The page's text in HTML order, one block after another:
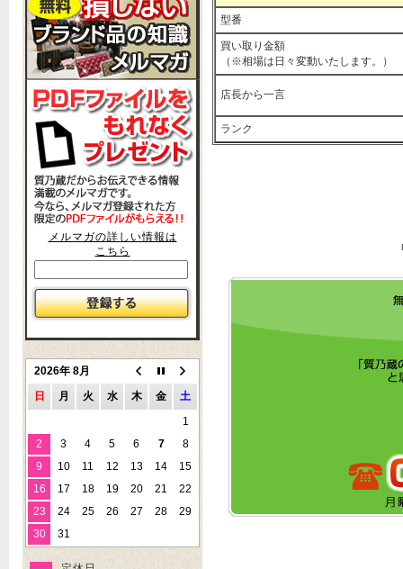
型番
買い取り金額
（※相場は日々変動いたします。）
店長から一言
ランク
メルマガの詳しい情報は
こちら
2026年 8月
日
月 火 水 木 金
土
1
2
3 4 5 6 7
8
9
10 11 12 13 14
15
16
17 18 19 20 21
22
23
24 25 26 27 28
29
30
31